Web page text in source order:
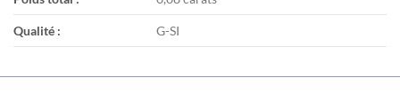
Qualité : G-SI